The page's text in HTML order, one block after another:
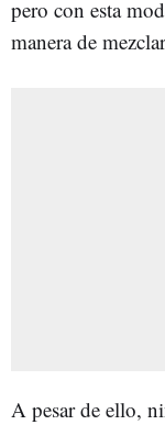
pero con esta
manera de
A pesar de ello,